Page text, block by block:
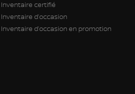
Inventaire certifié
Inventaire d’occasion
Inventaire d’occasion en promotion